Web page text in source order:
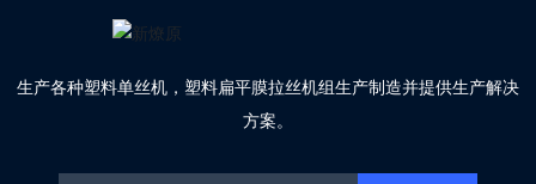
生产各种塑料单丝机，塑料扁平膜拉丝机组生产制造并提供生产解决
方案。